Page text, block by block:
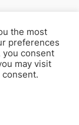
the most
preferences
you consent
may visit